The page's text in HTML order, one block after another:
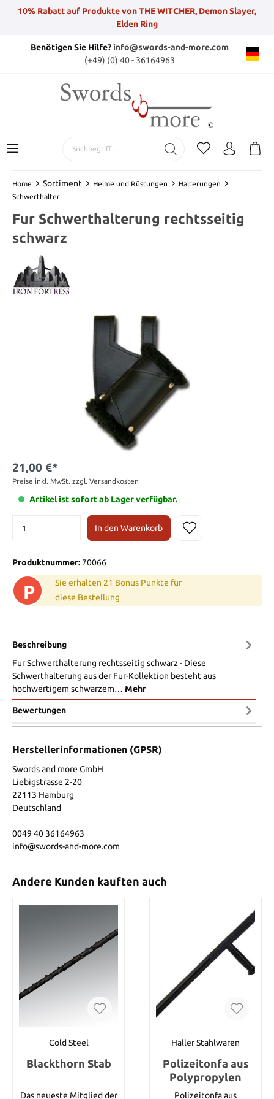
10% Rabatt auf Produkte von THE WITCHER, Demon Slayer,
Elden Ring
Benötigen Sie Hilfe?info@swords-and-more.com
(+49) (0) 40 - 36164963
Home Sortiment Helme und Rüstungen
Halterungen
Schwerthalter
Fur Schwerthalterung rechtsseitig
schwarz
21,00 €*
Preise inkl. MwSt. zzgl. Versandkosten
Artikel ist sofort ab Lager verfügbar.
In den Warenkorb
Produktnummer:70066
P
Sie erhalten 21 Bonus Punkte für
diese Bestellung
Beschreibung
Fur Schwerthalterung rechtsseitig schwarz - Diese
Schwerthalterung aus der Fur-Kollektion besteht aus
hochwertigem schwarzem… Mehr
Bewertungen
Herstellerinformationen (GPSR)
Swords and more GmbH
Liebigstrasse 2-20
22113 Hamburg
Deutschland
0049 40 36164963
info@swords-and-more.com
Andere Kunden kauften auch
Cold Steel
Blackthorn Stab
Das neueste Mitglied der
Haller Stahlwaren
Polizeitonfa aus
Polypropylen
Polizeitonfa aus